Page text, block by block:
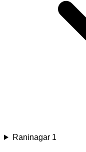
Raninagar 1